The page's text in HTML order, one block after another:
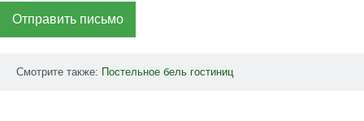
Отправить письмо
Смотрите также: Постельное бель гостиниц